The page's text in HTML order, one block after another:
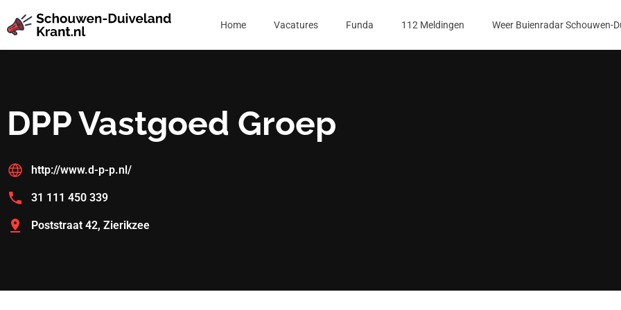
Home Vacatures Funda 112 Meldingen Weer Buienradar Schouwen-
DPP Vastgoed Groep
http://www.d-p-p.nl/
31 111 450 339
Poststraat 42, Zierikzee